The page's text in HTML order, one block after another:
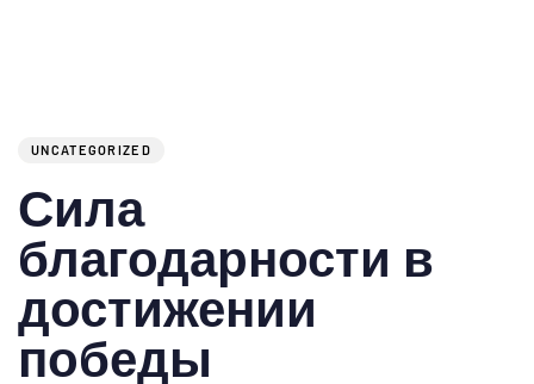
UNCATEGORIZED
Сила
благодарности в
достижении
победы